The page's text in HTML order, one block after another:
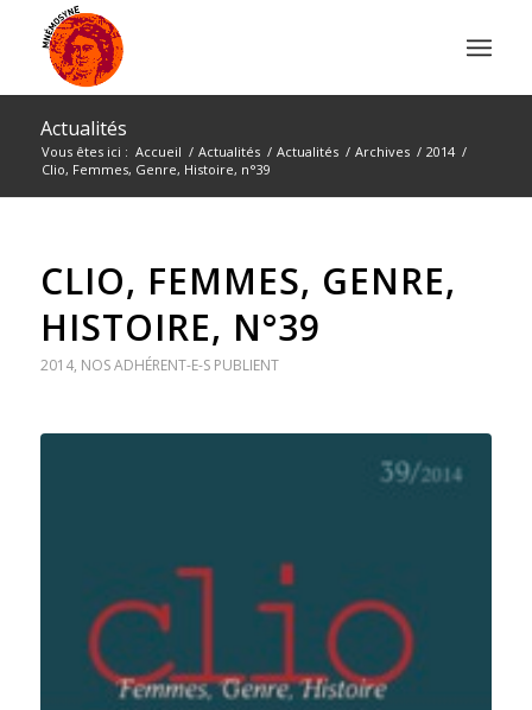
Actualités
Vous êtes ici : Accueil / Actualités / Actualités / Archives / 2014 /
Clio, Femmes, Genre, Histoire, n°39
CLIO, FEMMES, GENRE,
HISTOIRE, N°39
2014, NOS ADHÉRENT-E-S PUBLIENT